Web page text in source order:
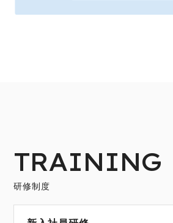
TRAINING
研修制度